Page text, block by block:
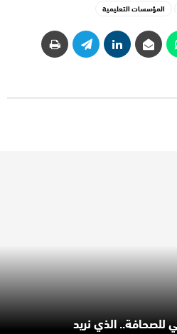
المؤسسات التعليمية
للصحافة.. الذي نريد